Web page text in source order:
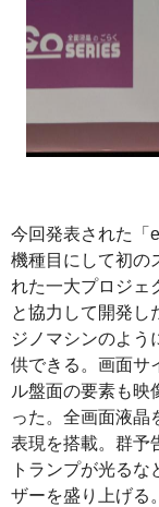
今回発表された「
機種目にして初の
れた一大プロジェ
と協力して開発し
ジノマシンのよう
供できる。画面サ
ル盤面の要素も映
った。全画面液晶
表現を搭載。群予
トランプが光る
ザーを盛り上げる。